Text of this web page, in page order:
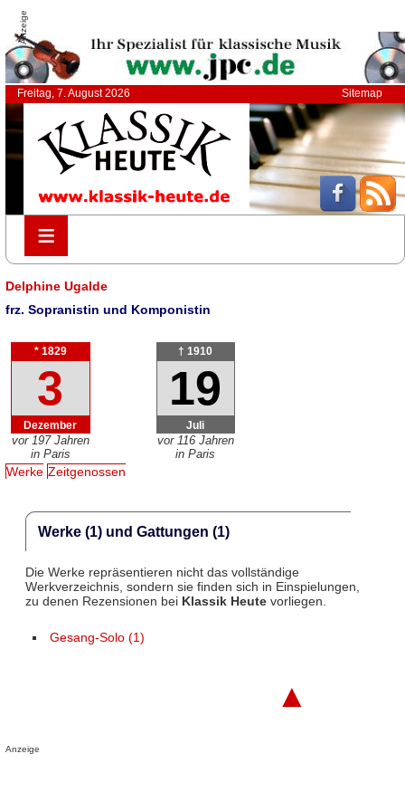
Anzeige
Freitag, 7. August 2026 Sitemap
≡
≡
Delphine Ugalde
frz. Sopranistin und Komponistin
* 1829
3
Dezember
vor 197 Jahren
in Paris
† 1910
19
Juli
vor 116 Jahren
in Paris
Werke Zeitgenossen
Werke (1) und Gattungen (1)
Die Werke repräsentieren nicht das vollständige
Werkverzeichnis, sondern sie finden sich in Einspielungen,
zu denen Rezensionen bei Klassik Heutevorliegen.
Gesang-Solo (1)
▲
Anzeige